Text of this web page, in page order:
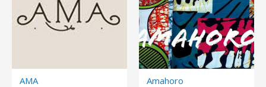
AMA Amahoro